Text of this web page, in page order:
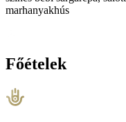
marhanyakhús
Főételek